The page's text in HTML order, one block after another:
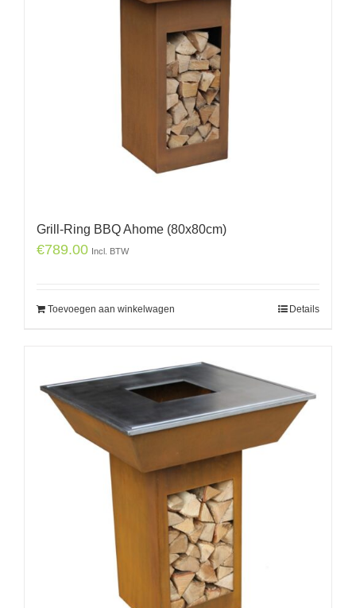
Grill-Ring BBQ Ahome (80x80cm)
€789.00 Incl. BTW
Toevoegen aan winkelwagen Details